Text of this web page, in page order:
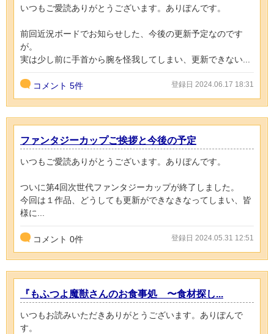
いつもご愛読ありがとうございます。ありぽんです。
前回近況ボードでお知らせした、今後の更新予定なのです
が。
実は少し前に手首から腕を怪我してしまい、更新できない...
コメント 5件 登録日 2024.06.17 18:31
ファンタジーカップご挨拶と今後の予定
いつもご愛読ありがとうございます。ありぽんです。
ついに第4回次世代ファンタジーカップが終了しました。
今回は１作品、どうしても更新ができなきなってしまい、皆
様に...
コメント 0件 登録日 2024.05.31 12:51
『もふつよ魔獣さんのお食事処 〜食材探し...
いつもお読みいただきありがとうございます。ありぽんで
す。